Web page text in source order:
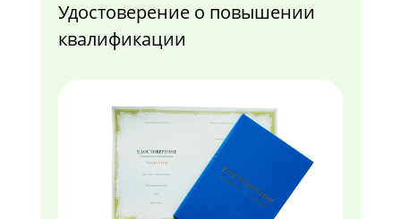
Удостоверение о повышении
квалификации